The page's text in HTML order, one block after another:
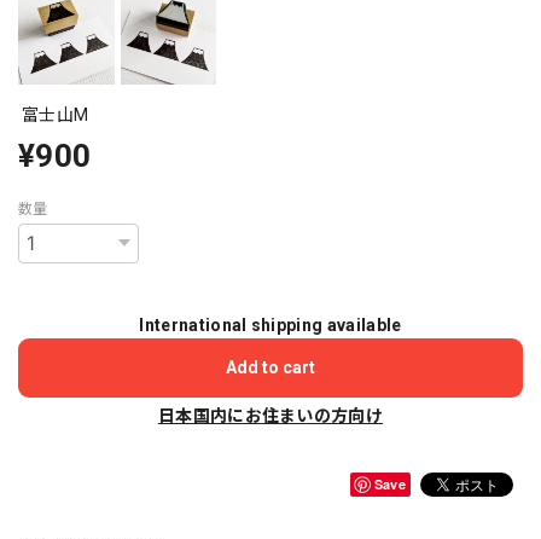
富士山M
¥900
数量
International shipping available
Add to cart
日本国内にお住まいの方向け
Save